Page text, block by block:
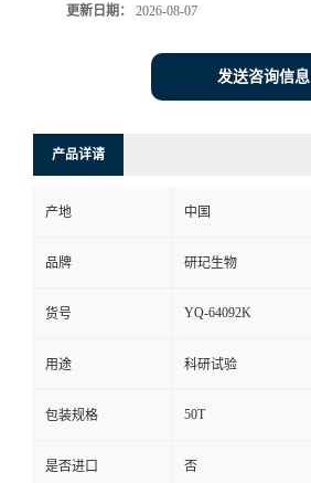
更新日期： 2026-08-07
发送咨询信息
产品详请
产地 中国
品牌 研玘生物
货号 YQ-64092K
用途 科研试验
包装规格 50T
是否进口 否